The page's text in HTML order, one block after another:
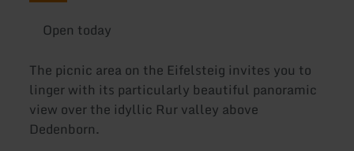
Open today
The picnic area on the Eifelsteig invites you to
linger with its particularly beautiful panoramic
view over the idyllic Rur valley above
Dedenborn.